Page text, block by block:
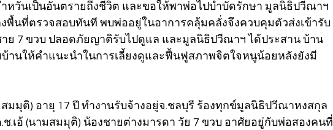
หวั่นเป็นอันตรายถึงชีวิต และขอให้พาพ่อไปบำบัดรักษา มูลนิธิปวีณาฯ
งพื้นที่ตรวจสอบทันที พบพ่ออยู่ในอาการคลุ้มคลั่งจึงควบคุมตัวส่งเข้ารับ
าย 7 ขวบ ปลอดภัยญาติรับไปดูแล และมูลนิธิปวีณาฯ ได้ประสาน บ้าน
บ้านให้คำแนะนำในการเลี้ยงดูและฟื้นฟูสภาพจิตใจหนูน้อยหลังยังมี
สมมุติ) อายุ 17 ปี ทำงานรับจ้างอยู่จ.ชลบุรี ร้องทุกข์มูลนิธิปวีณาหงสกุล
ช.เอ้ (นามสมมุติ) น้องชายต่างมารดา วัย 7 ขวบ อาศัยอยู่กับพ่อสองคนที่